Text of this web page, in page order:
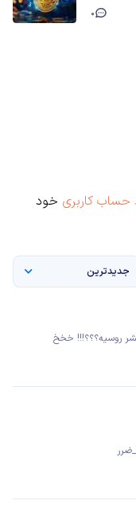
0
حساب کاربری خود
جدیدترین
روسیه؟؟؟!!! خخخ